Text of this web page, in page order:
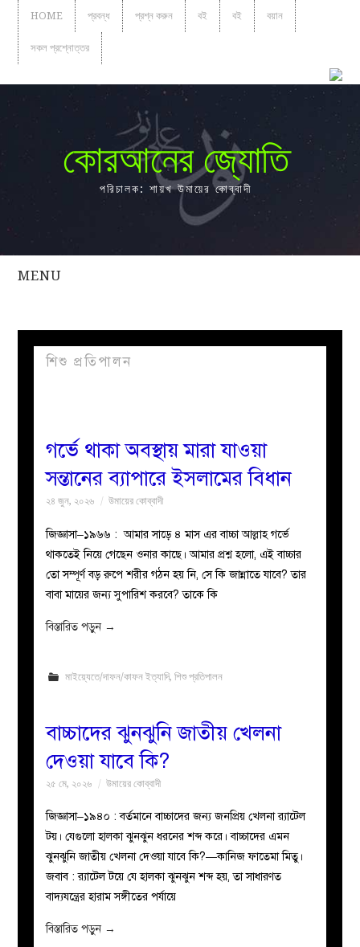
HOME প্রবন্ধ প্রশ্ন করুন বই বই বয়ান
সকল প্রশ্নোত্তর
কোরআনের জ্যোতি
পরিচালক: শায়খ উমায়ের কোব্বাদী
MENU
সকল
প্রবন্ধ
নারীদের
পাতা
মজলিস
প্রশ্ন
শিশু প্রতিপালন
গর্ভে থাকা অবস্থায় মারা যাওয়া
সন্তানের ব্যাপারে ইসলামের বিধান
২৪ জুন, ২০২৬ উমায়ের কোব্বাদী
জিজ্ঞাসা–১৯৬৬ : আমার সাড়ে ৪ মাস এর বাচ্চা আল্লাহ গর্ভে
থাকতেই নিয়ে গেছেন ওনার কাছে। আমার প্রশ্ন হলো, এই বাচ্চার
তো সম্পূর্ণ বড় রুপে শরীর গঠন হয় নি, সে কি জান্নাতে যাবে? তার
বাবা মায়ের জন্য সুপারিশ করবে? তাকে কি
বিস্তারিত পড়ুন →
মাইয়্যেতে/দাফন/কাফন ইত্যাদি, শিশু প্রতিপালন
বাচ্চাদের ঝুনঝুনি জাতীয় খেলনা
দেওয়া যাবে কি?
২৫ মে, ২০২৬ উমায়ের কোব্বাদী
জিজ্ঞাসা–১৯৪০ : বর্তমানে বাচ্চাদের জন্য জনপ্রিয় খেলনা র‍্যাটেল
টয়। যেগুলো হালকা ঝুনঝুন ধরনের শব্দ করে। বাচ্চাদের এমন
ঝুনঝুনি জাতীয় খেলনা দেওয়া যাবে কি?—কানিজ ফাতেমা মিতু।
‎‎জবাব : র‍্যাটেল টয়ে যে হালকা ঝুনঝুন শব্দ হয়, তা সাধারণত
বাদ্যযন্ত্রের হারাম সঙ্গীতের পর্যায়ে
বিস্তারিত পড়ুন →